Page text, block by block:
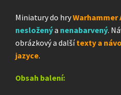
Miniatury do hryWarhammer
nesloženýa nenabarvený.
obrázkový a dalšítexty a
jazyce.
Obsah balení: